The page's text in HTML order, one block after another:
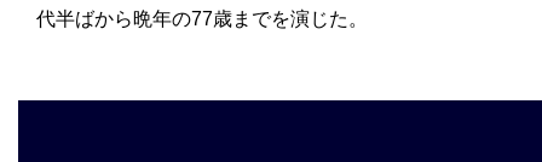
代半ばから晩年の77歳までを演じた。